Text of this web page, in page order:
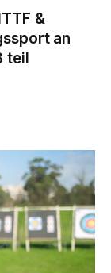
&
an
teil